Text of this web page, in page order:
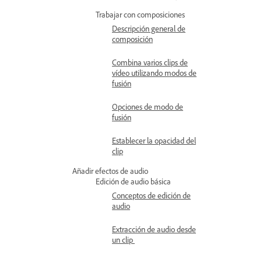
Trabajar con composiciones
Descripción general de
composición
Combina varios clips de
vídeo utilizando modos de
fusión
Opciones de modo de
fusión
Establecer la opacidad del
clip
Añadir efectos de audio
Edición de audio básica
Conceptos de edición de
audio
Extracción de audio desde
un clip